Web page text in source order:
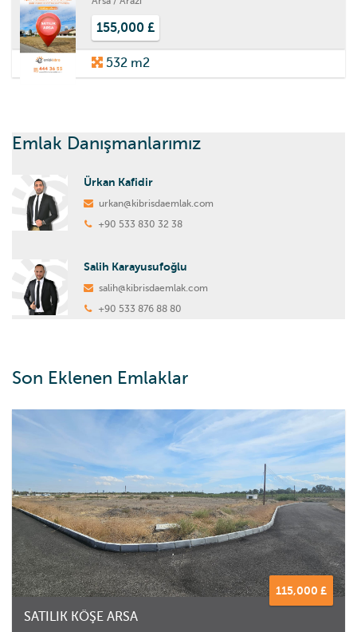
155,000 £
532 m2
Emlak Danışmanlarımız
Ürkan Kafidir
urkan@kibrisdaemlak.com
+90 533 830 32 38
Salih Karayusufoğlu
salih@kibrisdaemlak.com
+90 533 876 88 80
Son Eklenen Emlaklar
115,000 £
SATILIK KÖŞE ARSA